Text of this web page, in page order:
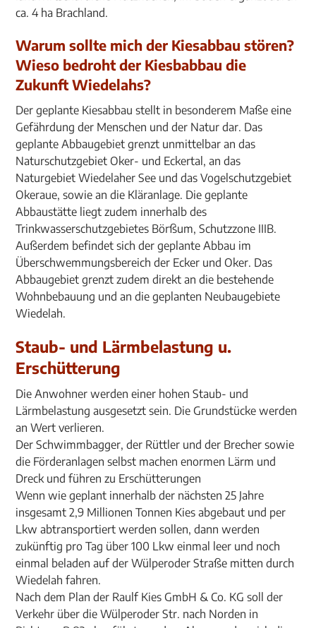
ca. 4 ha Brachland.
Warum sollte mich der Kiesabbau stören?
Wieso bedroht der Kiesbabbau die
Zukunft Wiedelahs?
Der geplante Kiesabbau stellt in besonderem Maße eine
Gefährdung der Menschen und der Natur dar. Das
geplante Abbaugebiet grenzt unmittelbar an das
Naturschutzgebiet Oker- und Eckertal, an das
Naturgebiet Wiedelaher See und das Vogelschutzgebiet
Okeraue, sowie an die Kläranlage. Die geplante
Abbaustätte liegt zudem innerhalb des
Trinkwasserschutzgebietes Börßum, Schutzzone IIIB.
Außerdem befindet sich der geplante Abbau im
Überschwemmungsbereich der Ecker und Oker. Das
Abbaugebiet grenzt zudem direkt an die bestehende
Wohnbebauung und an die geplanten Neubaugebiete
Wiedelah.
Staub- und Lärmbelastung u.
Erschütterung
Die Anwohner werden einer hohen Staub- und
Lärmbelastung ausgesetzt sein. Die Grundstücke werden
an Wert verlieren.
Der Schwimmbagger, der Rüttler und der Brecher sowie
die Förderanlagen selbst machen enormen Lärm und
Dreck und führen zu Erschütterungen
Wenn wie geplant innerhalb der nächsten 25 Jahre
insgesamt 2,9 Millionen Tonnen Kies abgebaut und per
Lkw abtransportiert werden sollen, dann werden
zukünftig pro Tag über 100 Lkw einmal leer und noch
einmal beladen auf der Wülperoder Straße mitten durch
Wiedelah fahren.
Nach dem Plan der Raulf Kies GmbH & Co. KG soll der
Verkehr über die Wülperoder Str. nach Norden in